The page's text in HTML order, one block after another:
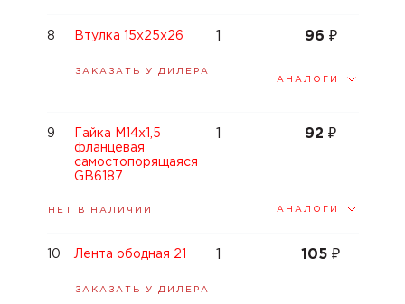
Втулка 15x25x26 96 ₽
ЗАКАЗАТЬ У ДИЛЕРА
АНАЛОГИ
8
Гайка M14x1,5
фланцевая
самостопорящаяся
GB6187
92₽
НЕТ В НАЛИЧИИ АНАЛОГИ
9
Лента ободная 21 105₽
ЗАКАЗАТЬ У ДИЛЕРА
10